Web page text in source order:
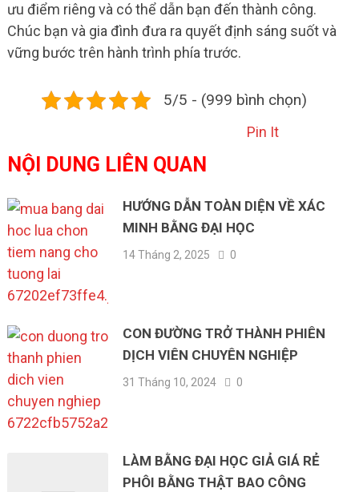
ưu điểm riêng và có thể dẫn bạn đến thành công.
Chúc bạn và gia đình đưa ra quyết định sáng suốt và
vững bước trên hành trình phía trước.
5/5 - (999 bình chọn)
Pin It
NỘI DUNG LIÊN QUAN
HƯỚNG DẪN TOÀN DIỆN VỀ XÁC
MINH BẰNG ĐẠI HỌC
14 Tháng 2, 2025 0
CON ĐƯỜNG TRỞ THÀNH PHIÊN
DỊCH VIÊN CHUYÊN NGHIỆP
31 Tháng 10, 2024 0
LÀM BẰNG ĐẠI HỌC GIẢ GIÁ RẺ
PHÔI BẰNG THẬT BAO CÔNG